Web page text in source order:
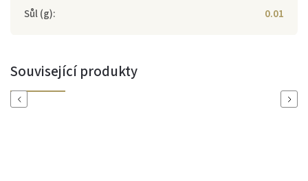
Sůl (g): 0.01
Související produkty
Previous Next